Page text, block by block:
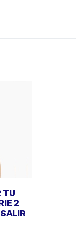
TU
2